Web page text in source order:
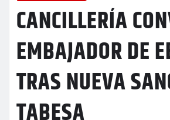
CANCILLERÍA
EMBAJADOR DE
TRAS NUEVA